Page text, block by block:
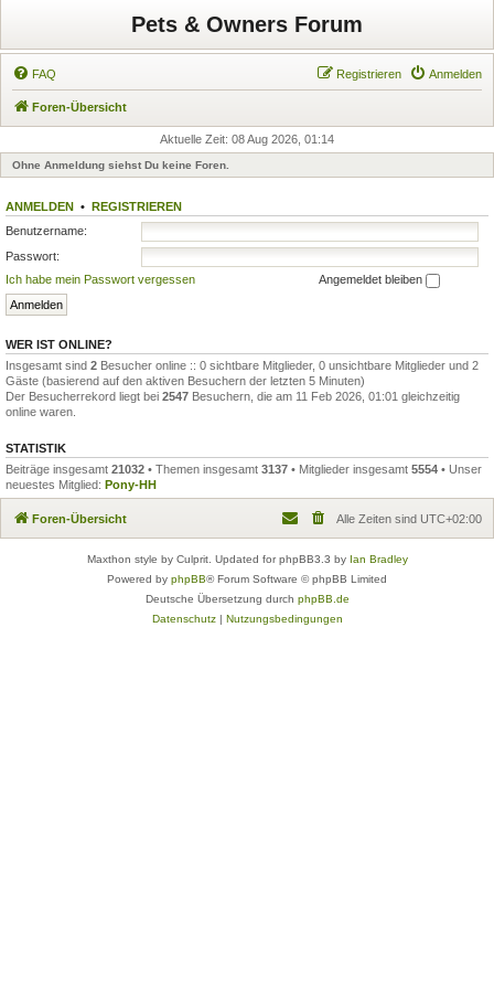
Pets & Owners Forum
FAQ Anmelden
Registrieren
Foren-Übersicht
Aktuelle Zeit: 08 Aug 2026, 01:14
Ohne Anmeldung siehst Du keine Foren.
ANMELDEN • REGISTRIEREN
Benutzername:
Passwort:
Ich habe mein Passwort vergessen
Angemeldet bleiben
WER IST ONLINE?
Insgesamt sind 2 Besucher online :: 0 sichtbare Mitglieder, 0 unsichtbare Mitglieder und 2
Gäste (basierend auf den aktiven Besuchern der letzten 5 Minuten)
Der Besucherrekord liegt bei 2547 Besuchern, die am 11 Feb 2026, 01:01 gleichzeitig
online waren.
STATISTIK
Beiträge insgesamt 21032 • Themen insgesamt 3137 • Mitglieder insgesamt 5554 • Unser
neuestes Mitglied: Pony-HH
Foren-Übersicht Alle Zeiten sind UTC+02:00
Maxthon style by Culprit. Updated for phpBB3.3 by Ian Bradley
Powered by phpBB® Forum Software © phpBB Limited
Deutsche Übersetzung durch phpBB.de
Datenschutz| Nutzungsbedingungen